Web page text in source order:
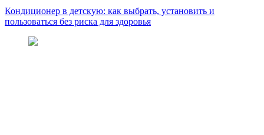
Кондиционер в детскую: как выбрать, установить и
пользоваться без риска для здоровья